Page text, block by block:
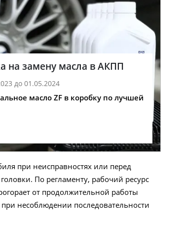
на замену масла в АКПП
до 01.05.2024
масло ZF в коробку по лучшей
при неисправностях или перед
По регламенту, рабочий ресурс
от продолжительной работы
несоблюдении последовательности